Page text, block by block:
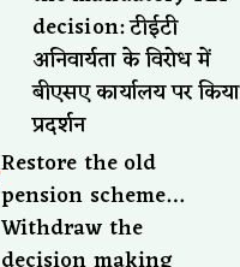
decision: टीईटी
अनिवार्यता के विरोध में
बीएसए कार्यालय पर किया
प्रदर्शन
Restore the old
pension scheme…
Withdraw the